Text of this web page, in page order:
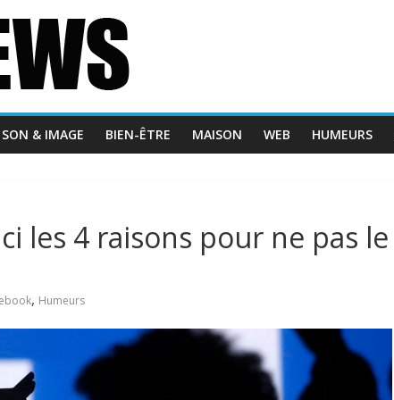
SON & IMAGE BIEN-ÊTRE MAISON WEB HUMEURS
les 4 raisons pour ne pas le
, Humeurs